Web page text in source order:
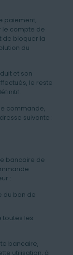
paiement,
le compte de
de bloquer la
du
et son
le reste
commande,
suivante :
bancaire de
:
du bon de
toutes les
bancaire,
utilisation, à